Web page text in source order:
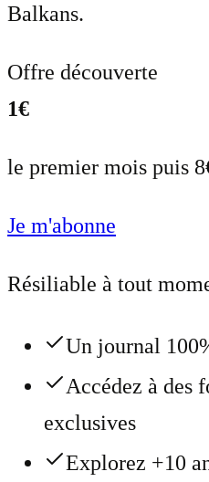
Balkans.
Offre découverte
1€
le premier mois puis
Je m'abonne
Résiliable à tout
Un journal
Accédez à des
exclusives
Explorez +10